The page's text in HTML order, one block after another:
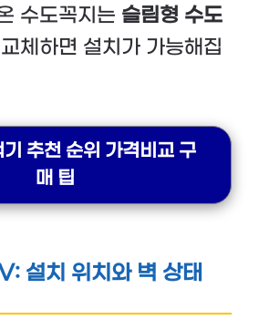
수도꼭지는 슬림형 수도
체하면 설치가 가능해집
추천 순위 가격비교 구
매 팁
설치 위치와 벽 상태